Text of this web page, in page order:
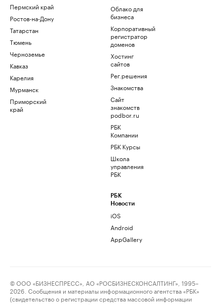
Пермский край
Ростов-на-Дону
Татарстан
Тюмень
Черноземье
Кавказ
Карелия
Мурманск
Приморский
край
Облако для
бизнеса
Корпоративный
регистратор
доменов
Хостинг
сайтов
Рег.решения
Знакомства
Сайт
знакомств
podbor.ru
РБК
Компании
РБК Курсы
Школа
управления
РБК
РБК
Новости
iOS
Android
AppGallery
© ООО «БИЗНЕСПРЕСС», АО «РОСБИЗНЕСКОНСАЛТИНГ», 1995–
2026. Сообщения и материалы информационного агентства «РБК»
(свидетельство о регистрации средства массовой информации